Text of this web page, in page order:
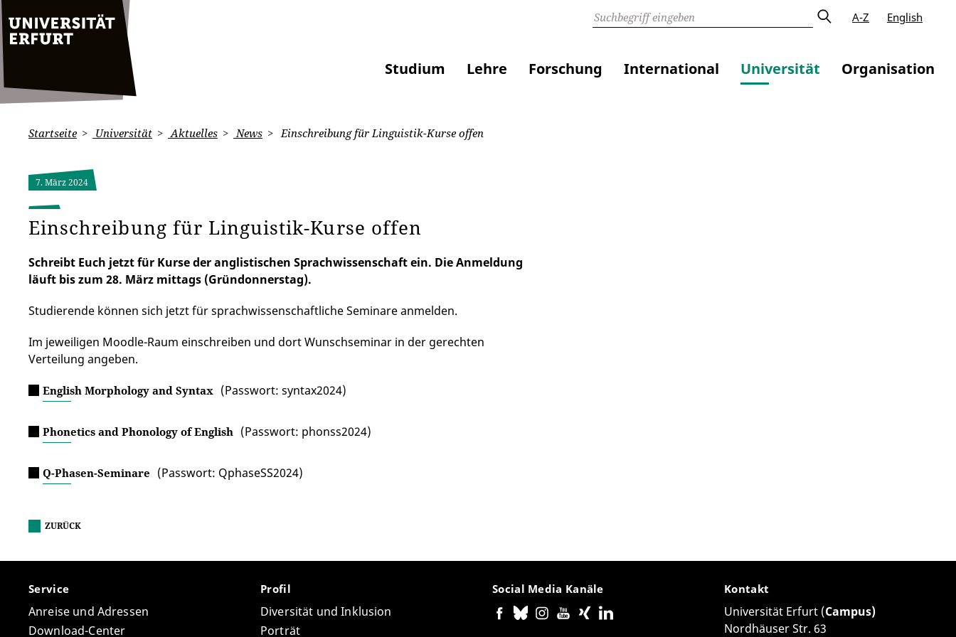
A-Z English
Studium Lehre Forschung International Universität Organisation
Startseite Universität Aktuelles News Einschreibung für Linguistik-Kurse offen
7. März 2024
Einschreibung für Linguistik-Kurse offen
Schreibt Euch jetzt für Kurse der anglistischen Sprachwissenschaft ein. Die Anmeldung
läuft bis zum 28. März mittags (Gründonnerstag).
Studierende können sich jetzt für sprachwissenschaftliche Seminare anmelden.
Im jeweiligen Moodle-Raum einschreiben und dort Wunschseminar in der gerechten
Verteilung angeben.
English Morphology and Syntax (Passwort: syntax2024)
Phonetics and Phonology of English (Passwort: phonss2024)
Q-Phasen-Seminare (Passwort: QphaseSS2024)
ZURÜCK
Service
Anreise und Adressen
Download-Center
Profil
Diversität und Inklusion
Porträt
Social Media Kanäle Kontakt
Universität Erfurt (Campus)
Nordhäuser Str. 63